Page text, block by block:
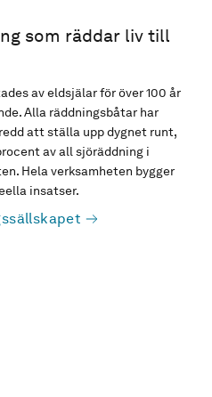
som räddar liv till
av eldsjälar för över 100 år
Alla räddningsbåtar har
att ställa upp dygnet runt,
av all sjöräddning i
Hela verksamheten bygger
insatser.